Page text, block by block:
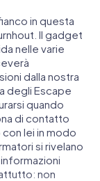
in questa
Il gadget
nelle varie
dalla nostra
degli Escape
quando
di contatto
lei in modo
si rivelano
non